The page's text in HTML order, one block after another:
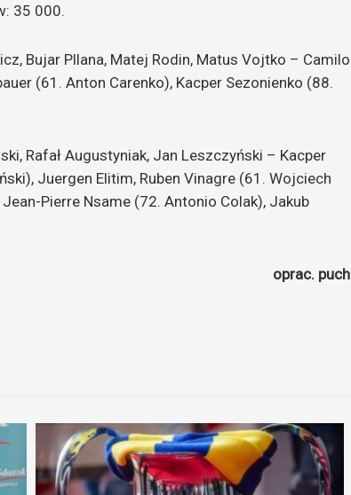
35 000.
Bujar Pllana, Matej Rodin, Matus Vojtko – Camilo
(61. Anton Carenko), Kacper Sezonienko (88.
Rafał Augustyniak, Jan Leszczyński – Kacper
Juergen Elitim, Ruben Vinagre (61. Wojciech
Pierre Nsame (72. Antonio Colak), Jakub
oprac. puch